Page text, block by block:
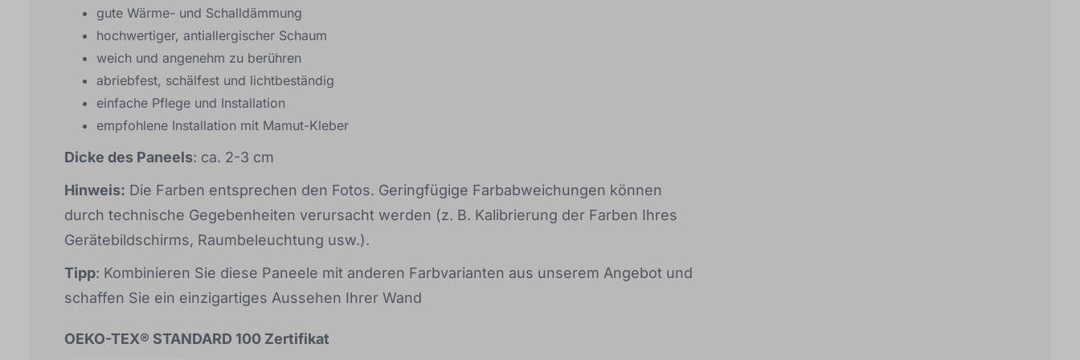
gute Wärme- und Schalldämmung
hochwertiger, antiallergischer Schaum
weich und angenehm zu berühren
abriebfest, schälfest und lichtbeständig
einfache Pflege und Installation
empfohlene Installation mit Mamut-Kleber
Dicke des Paneels: ca. 2-3 cm
Hinweis: Die Farben entsprechen den Fotos. Geringfügige Farbabweichungen können
durch technische Gegebenheiten verursacht werden (z. B. Kalibrierung der Farben Ihres
Gerätebildschirms, Raumbeleuchtung usw.).
Tipp: Kombinieren Sie diese Paneele mit anderen Farbvarianten aus unserem Angebot und
schaffen Sie ein einzigartiges Aussehen Ihrer Wand
OEKO-TEX® STANDARD 100 Zertifikat